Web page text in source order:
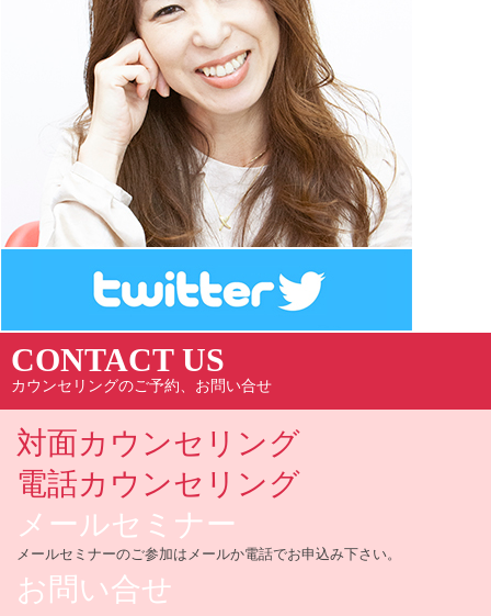
CONTACT US
カウンセリングのご予約、お問い合せ
対面カウンセリング
電話カウンセリング
メールセミナー
メールセミナーのご参加はメールか電話でお申込み下さい。
お問い合せ